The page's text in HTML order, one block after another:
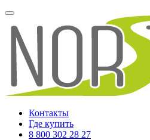
Контакты
Где купить
8 800 302 28 27